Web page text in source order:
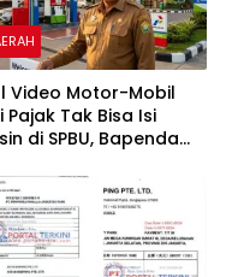
Video Motor-Mobil
Pajak Tak Bisa Isi
di SPBU, Bapenda